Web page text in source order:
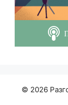
© 2026